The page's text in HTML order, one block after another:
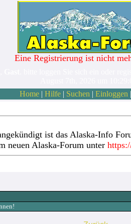
Eine Registrierung ist nicht
Home| Hilfe| Suchen | Einloggen |
ist das Alaska-Info
neuen Alaska-Forum unter